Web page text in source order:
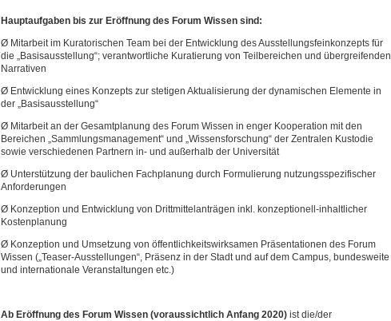
Hauptaufgaben bis zur Eröffnung des Forum Wissen sind:
Ø Mitarbeit im Kuratorischen Team bei der Entwicklung des Ausstellungsfeinkonzepts für
die „Basisausstellung“; verantwortliche Kuratierung von Teilbereichen und übergreifenden
Narrativen
Ø Entwicklung eines Konzepts zur stetigen Aktualisierung der dynamischen Elemente in
der „Basisausstellung“
Ø Mitarbeit an der Gesamtplanung des Forum Wissen in enger Kooperation mit den
Bereichen „Sammlungsmanagement“ und „Wissensforschung“ der Zentralen Kustodie
sowie verschiedenen Partnern in- und außerhalb der Universität
Ø Unterstützung der baulichen Fachplanung durch Formulierung nutzungsspezifischer
Anforderungen
Ø Konzeption und Entwicklung von Drittmittelanträgen inkl. konzeptionell-inhaltlicher
Kostenplanung
Ø Konzeption und Umsetzung von öffentlichkeitswirksamen Präsentationen des Forum
Wissen („Teaser-Ausstellungen“, Präsenz in der Stadt und auf dem Campus, bundesweite
und internationale Veranstaltungen etc.)
Ab Eröffnung des Forum Wissen (voraussichtlich Anfang 2020) ist die/der